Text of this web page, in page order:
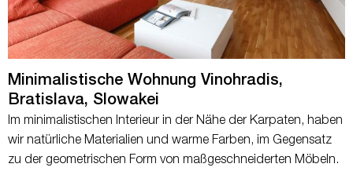
Minimalistische Wohnung Vinohradis,
Bratislava, Slowakei
Im minimalistischen Interieur in der Nähe der Karpaten, haben
wir natürliche Materialien und warme Farben, im Gegensatz
zu der geometrischen Form von maßgeschneiderten Möbeln.